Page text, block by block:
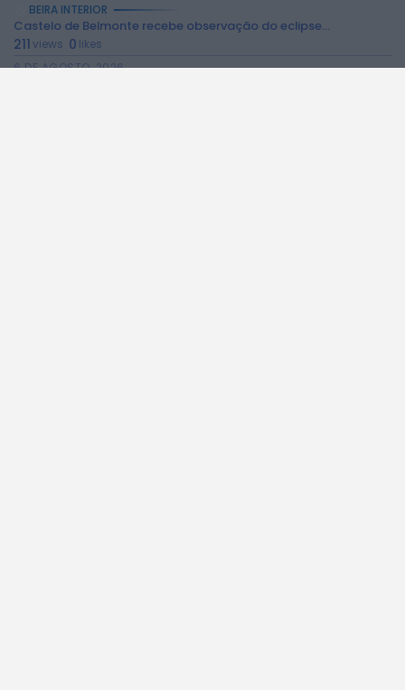
BEIRA INTERIOR
Castelo de Belmonte recebe observação do eclipse...
211views 0 likes
6 DE AGOSTO, 2026